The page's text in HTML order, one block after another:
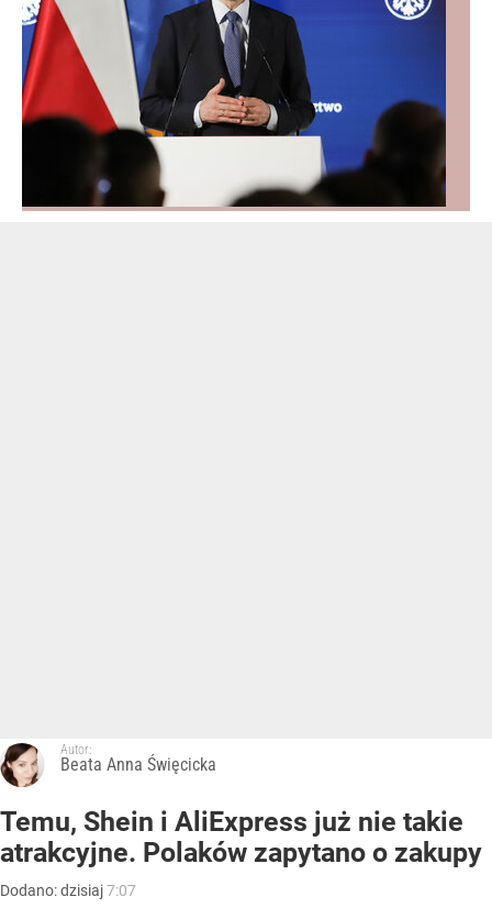
Autor:
Beata Anna Święcicka
Temu, Shein i AliExpress już nie takie
atrakcyjne. Polaków zapytano o zakupy
Dodano:dzisiaj7:07